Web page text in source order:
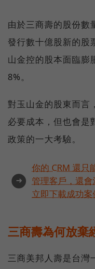
由於三商壽的股份數
發行數十億股新的股
山金控的股本面臨膨
8%。
對玉山金的股東而言
必要成本，但也會是
政策的一大考驗。
➜
你的 CRM 還只
管理客戶，還會
立即下載成功案
三商壽為何放棄
三商美邦人壽是台灣